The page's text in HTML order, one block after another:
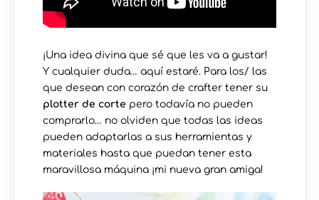
¡Una idea divina que sé que les va a gustar!
Y cualquier duda… aquí estaré. Para los/ las
que desean con corazón de crafter tener su
plotter de corte pero todavía no pueden
comprarlo… no olviden que todas las ideas
pueden adaptarlas a sus herramientas y
materiales hasta que puedan tener esta
maravillosa máquina ¡mi nueva gran amiga!